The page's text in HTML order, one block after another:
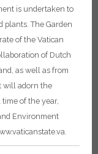
is undertaken to
plants. The Garden
of the Vatican
of Dutch
as well as from
will adorn the
of the year,
Environment